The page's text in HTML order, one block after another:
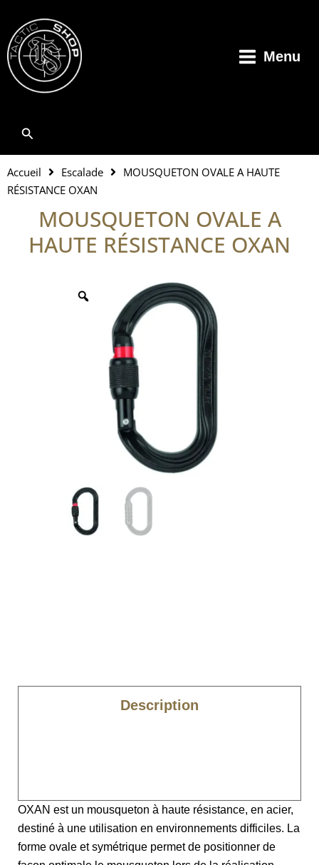
contenu
Menu
Rechercher
Accueil Escalade
MOUSQUETON OVALE A HAUTE
RÉSISTANCE OXAN
MOUSQUETON OVALE A
HAUTE RÉSISTANCE OXAN
Description
OXAN est un mousqueton à haute résistance, en acier,
destiné à une utilisation en environnements difficiles. La
forme ovale et symétrique permet de positionner de